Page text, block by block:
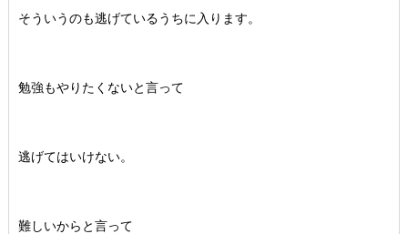
そういうのも逃げているうちに入ります。
勉強もやりたくないと言って
逃げてはいけない。
難しいからと言って